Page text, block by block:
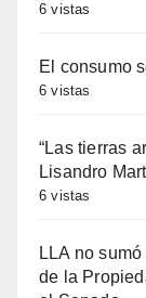
6 vistas
El consumo
6 vistas
“Las tierras
Lisandro
6 vistas
LLA no
de la